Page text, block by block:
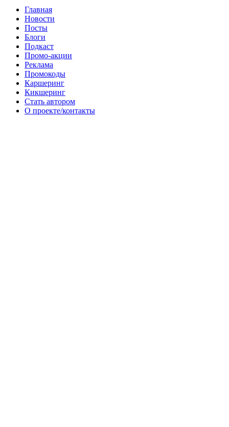
Главная
Новости
Посты
Блоги
Подкаст
Промо-акции
Реклама
Промокоды
Каршеринг
Кикшеринг
Стать автором
О проекте/контакты